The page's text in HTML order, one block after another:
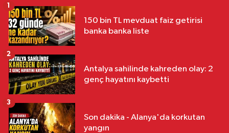
150 bin TL mevduat faiz getirisi
banka banka liste
1
Antalya sahilinde kahreden olay: 2
genç hayatını kaybetti
2
Son dakika - Alanya'da korkutan
yangın
3